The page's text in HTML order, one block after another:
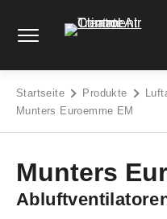
springen
Startseite Produkte
Munters Euroemme EM
Munters